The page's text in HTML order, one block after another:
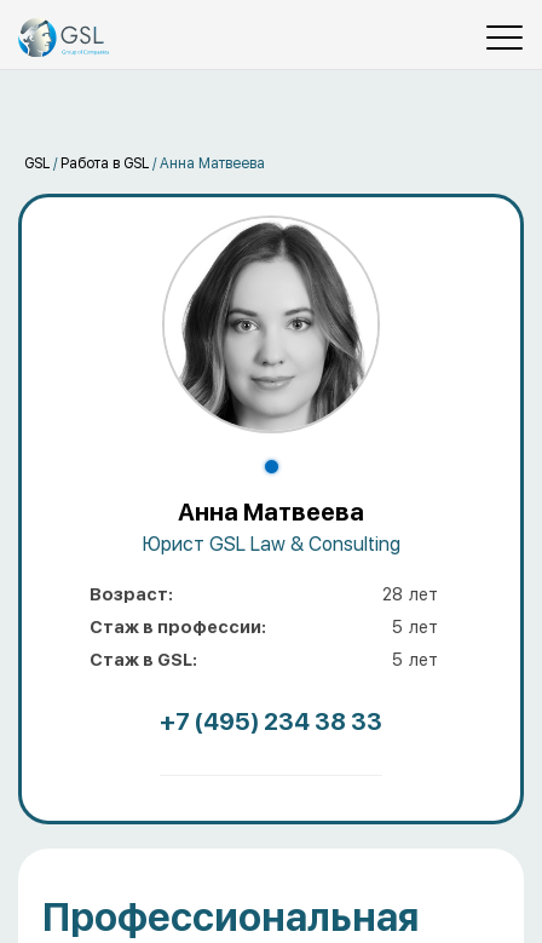
GSL / Работа в GSL /Анна Матвеева
Профессиональная
Анна Матвеева
Юрист GSL Law & Consulting
Возраст: 28 лет
Стаж в профессии:
5 лет
Стаж в GSL:
5 лет
+7 (495) 234 38 33